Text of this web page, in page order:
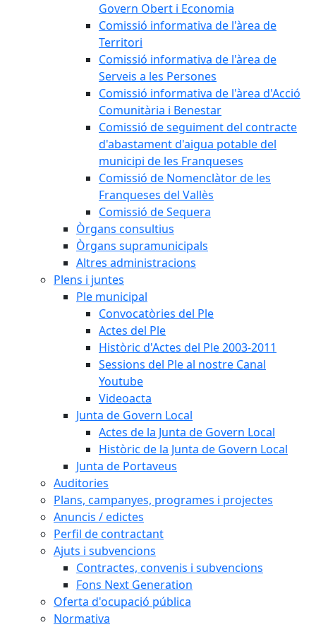
Govern Obert i Economia
Comissió informativa de l'àrea de
Territori
Comissió informativa de l'àrea de
Serveis a les Persones
Comissió informativa de l'àrea d'Acció
Comunitària i Benestar
Comissió de seguiment del contracte
d'abastament d'aigua potable del
municipi de les Franqueses
Comissió de Nomenclàtor de les
Franqueses del Vallès
Comissió de Sequera
Òrgans consultius
Òrgans supramunicipals
Altres administracions
Plens i juntes
Ple municipal
Convocatòries del Ple
Actes del Ple
Històric d'Actes del Ple 2003-2011
Sessions del Ple al nostre Canal
Youtube
Videoacta
Junta de Govern Local
Actes de la Junta de Govern Local
Històric de la Junta de Govern Local
Junta de Portaveus
Auditories
Plans, campanyes, programes i projectes
Anuncis / edictes
Perfil de contractant
Ajuts i subvencions
Contractes, convenis i subvencions
Fons Next Generation
Oferta d'ocupació pública
Normativa